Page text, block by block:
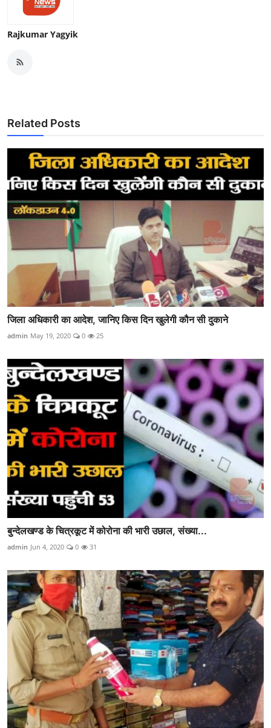
Rajkumar Yagyik
Related Posts
जिला अधिकारी का आदेश, जानिए किस दिन खुलेगी कौन सी दुकाने
admin May 19, 2020 0 25
बुन्देलखण्ड के चित्रकूट में कोरोना की भारी उछाल, संख्या...
admin Jun 4, 2020 0 31